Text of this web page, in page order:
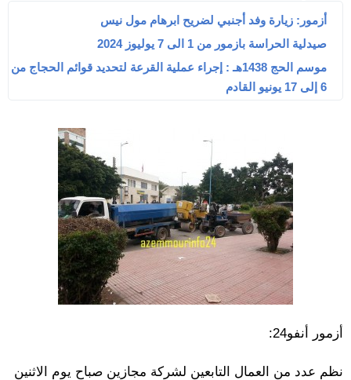
أزمور: زيارة وفد أجنبي لضريح ابرهام مول نيس
صيدلية الحراسة بازمور من 1 الى 7 يوليوز 2024
موسم الحج 1438هـ : إجراء عملية القرعة لتحديد قوائم الحجاج من
6 إلى 17 يونيو القادم
أزمور أنفو24:
نظم عدد من العمال التابعين لشركة مجازين صباح يوم الاثنين